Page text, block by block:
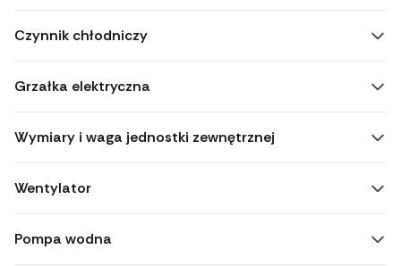
Czynnik chłodniczy
Grzałka elektryczna
Wymiary i waga jednostki zewnętrznej
Wentylator
Pompa wodna